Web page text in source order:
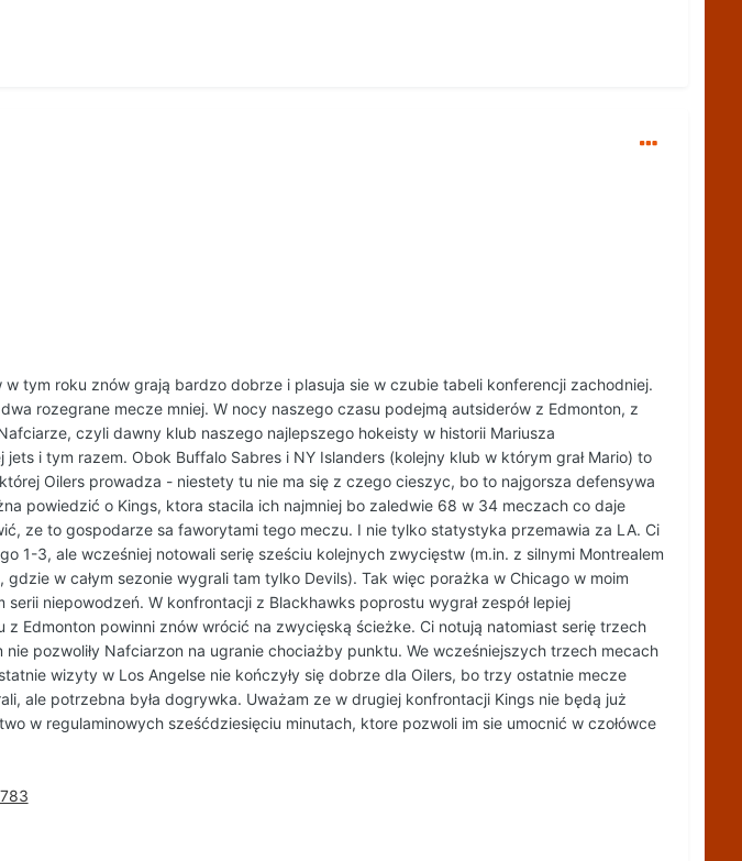
tym roku znów grają bardzo dobrze i plasuja sie w czubie tabeli konferencji zachodniej.
rozegrane mecze mniej. W nocy naszego czasu podejmą autsiderów z Edmonton, z
czyli dawny klub naszego najlepszego hokeisty w historii Mariusza
i tym razem. Obok Buffalo Sabres i NY Islanders (kolejny klub w którym grał Mario) to
Oilers prowadza - niestety tu nie ma się z czego cieszyc, bo to najgorsza defensywa
powiedzić o Kings, ktora stacila ich najmniej bo zaledwie 68 w 34 meczach co daje
ze to gospodarze sa faworytami tego meczu. I nie tylko statystyka przemawia za LA. Ci
1-3, ale wcześniej notowali serię sześciu kolejnych zwycięstw (m.in. z silnymi Montrealem
w całym sezonie wygrali tam tylko Devils). Tak więc porażka w Chicago w moim
niepowodzeń. W konfrontacji z Blackhawks poprostu wygrał zespół lepiej
Edmonton powinni znów wrócić na zwycięską ścieżke. Ci notują natomiast serię trzech
pozwoliły Nafciarzon na ugranie chociażby punktu. We wcześniejszych trzech mecach
wizyty w Los Angelse nie kończyły się dobrze dla Oilers, bo trzy ostatnie mecze
ale potrzebna była dogrywka. Uważam ze w drugiej konfrontacji Kings nie będą już
w regulaminowych sześćdziesięciu minutach, ktore pozwoli im sie umocnić w czołówce